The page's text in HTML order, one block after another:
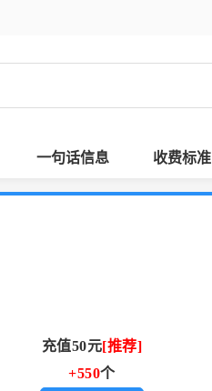
一句话信息 收费标准
充值50元[推荐]
+550个